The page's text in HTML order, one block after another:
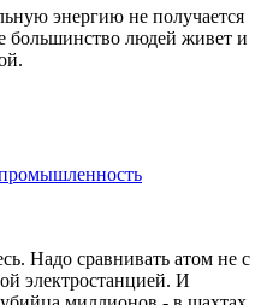
энергию не получается
большинство людей живет и
Надо сравнивать атом не с
электростанцией. И